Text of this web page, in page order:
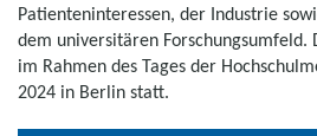
Patienteninteressen, der Industrie
dem universitären Forschungsumfeld.
im Rahmen des Tages der
2024 in Berlin statt.